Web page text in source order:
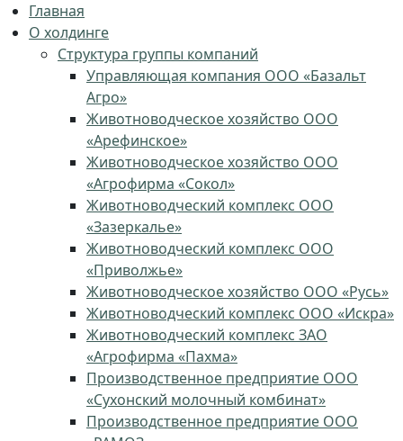
Главная
О холдинге
Структура группы компаний
Управляющая компания ООО «Базальт
Агро»
Животноводческое хозяйство ООО
«Арефинское»
Животноводческое хозяйство ООО
«Агрофирма «Сокол»
Животноводческий комплекс ООО
«Зазеркалье»
Животноводческий комплекс ООО
«Приволжье»
Животноводческое хозяйство ООО «Русь»
Животноводческий комплекс ООО «Искра»
Животноводческий комплекс ЗАО
«Агрофирма «Пахма»
Производственное предприятие ООО
«Сухонский молочный комбинат»
Производственное предприятие ООО